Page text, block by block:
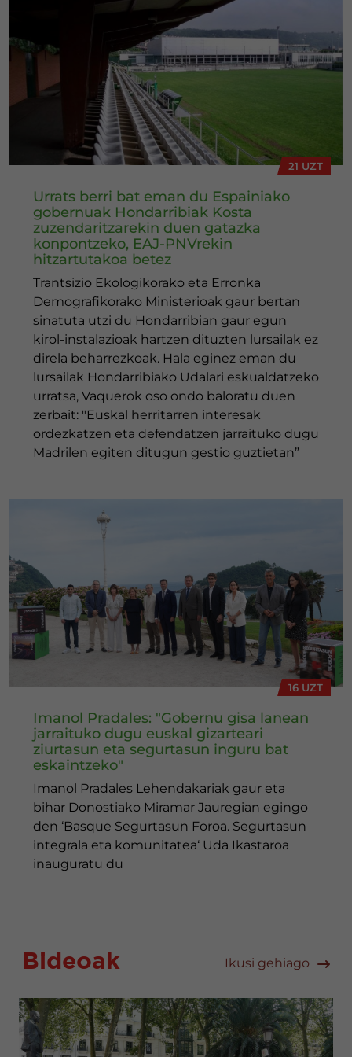
21 UZT
Urrats berri bat eman du Espainiako
gobernuak Hondarribiak Kosta
zuzendaritzarekin duen gatazka
konpontzeko, EAJ-PNVrekin
hitzartutakoa betez
Trantsizio Ekologikorako eta Erronka
Demografikorako Ministerioak gaur bertan
sinatuta utzi du Hondarribian gaur egun
kirol-instalazioak hartzen dituzten lursailak ez
direla beharrezkoak. Hala eginez eman du
lursailak Hondarribiako Udalari eskualdatzeko
urratsa, Vaquerok oso ondo baloratu duen
zerbait: "Euskal herritarren interesak
ordezkatzen eta defendatzen jarraituko dugu
Madrilen egiten ditugun gestio guztietan”
16 UZT
Imanol Pradales: "Gobernu gisa lanean
jarraituko dugu euskal gizarteari
ziurtasun eta segurtasun inguru bat
eskaintzeko"
Imanol Pradales Lehendakariak gaur eta
bihar Donostiako Miramar Jauregian egingo
den ‘Basque Segurtasun Foroa. Segurtasun
integrala eta komunitatea‘ Uda Ikastaroa
inauguratu du
Bideoak Ikusi gehiago